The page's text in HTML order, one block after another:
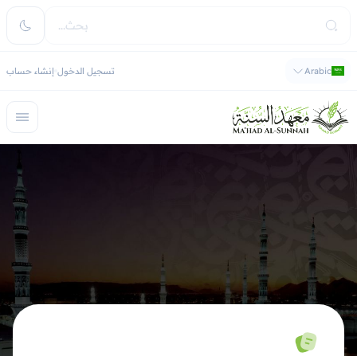
Arabic تسجيل الدخول إنشاء حساب